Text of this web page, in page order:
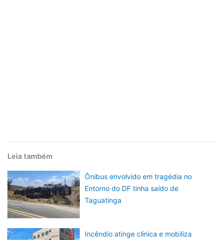
Leia também
Ônibus envolvido em tragédia no
Entorno do DF tinha saído de
Taguatinga
Incêndio atinge clínica e mobiliza